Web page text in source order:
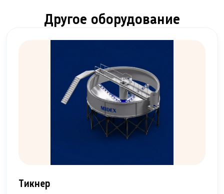
Другое оборудование
Тикнер